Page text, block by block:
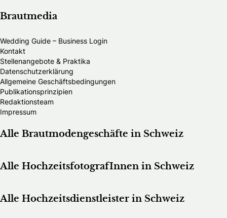
Brautmedia
Wedding Guide – Business Login
Kontakt
Stellenangebote & Praktika
Datenschutzerklärung
Allgemeine Geschäftsbedingungen
Publikationsprinzipien
Redaktionsteam
Impressum
Alle Brautmodengeschäfte in Schweiz
Alle HochzeitsfotografInnen in Schweiz
Alle Hochzeitsdienstleister in Schweiz